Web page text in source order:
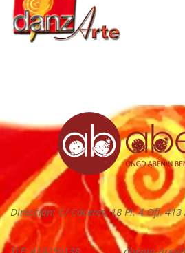
Dirección: C/ Cáceres, 18 Pl. 4 Ofi.